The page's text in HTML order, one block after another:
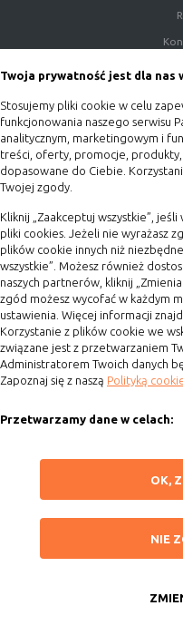
Twoja prywatność jest dla nas
Stosujemy pliki cookie w celu
funkcjonowania naszego serwisu
analitycznym, marketingowym i
treści, oferty, promocje,
dopasowane do Ciebie.
Twojej zgody.
Kliknij „Zaakceptuj wszystkie”,
pliki cookies. Jeżeli nie wyrażasz
plików cookie innych niż
wszystkie”. Możesz również
naszych partnerów, kliknij
zgód możesz wycofać w każdym
ustawienia. Więcej informacji
Korzystanie z plików cookie we
związane jest z przetwarzaniem
Administratorem Twoich danych
Zapoznaj się z naszą Polityką
Przetwarzamy dane w celach:
treści i reklam oraz ich pomiaru,
marketingowe lub prezentować
OK,
NIE
NIE
Godziny
Dołącz
Copyright 2015 by